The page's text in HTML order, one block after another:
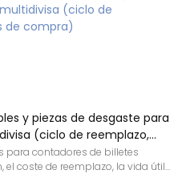
y piezas de desgaste para
(ciclo de reemplazo,
contadores de billetes
coste de reemplazo, la vida útil